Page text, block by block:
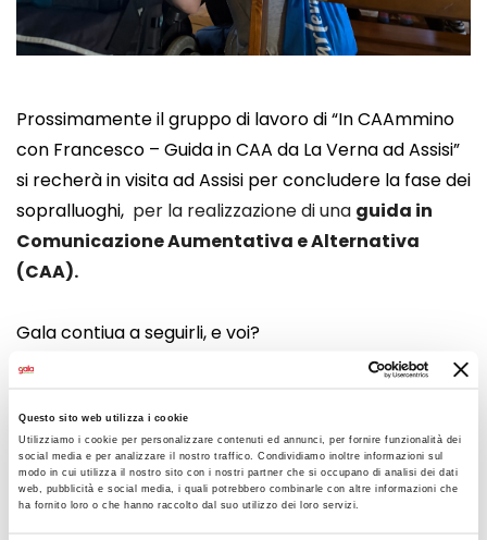
Questo sito web utilizza i cookie
Utilizziamo i cookie per personalizzare contenuti ed annunci, per fornire funzionalità dei
social media e per analizzare il nostro traffico. Condividiamo inoltre informazioni sul
modo in cui utilizza il nostro sito con i nostri partner che si occupano di analisi dei dati
web, pubblicità e social media, i quali potrebbero combinarle con altre informazioni che
ha fornito loro o che hanno raccolto dal suo utilizzo dei loro servizi.
Prossimamente il gruppo di lavoro di “In CAAmmino
con Francesco – Guida in CAA da La Verna ad Assisi”
si recherà in visita ad Assisi per concludere la fase dei
sopralluoghi, per la realizzazione di una guida in
Comunicazione Aumentativa e Alternativa
(CAA).
Gala contiua a seguirli, e voi?
LEGGI ANCHE